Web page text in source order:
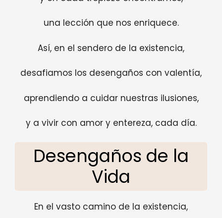
una lección que nos enriquece.
Así, en el sendero de la existencia,
desafiamos los desengaños con valentía,
aprendiendo a cuidar nuestras ilusiones,
y a vivir con amor y entereza, cada día.
Desengaños de la
Vida
En el vasto camino de la existencia,